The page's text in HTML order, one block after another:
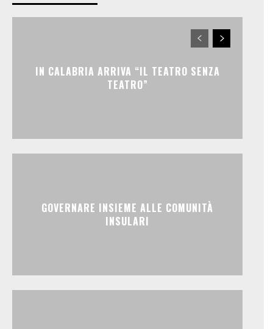
IN CALABRIA ARRIVA “IL TEATRO SENZA
TEATRO”
GOVERNARE INSIEME ALLE COMUNITÀ
INSULARI